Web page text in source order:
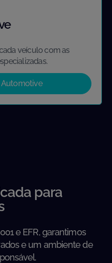
veículo com as
Automotive
para
e EFR, garantimos
e um ambiente de